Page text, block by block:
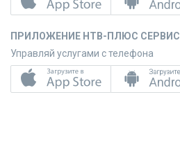
ПРИЛОЖЕНИЕ НТВ-ПЛЮС СЕРВИС
Управляй услугами с телефона